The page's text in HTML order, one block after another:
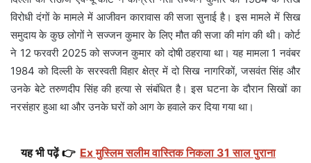
विरोधी दंगों के मामले में आजीवन कारावास की सजा सुनाई है। इस मामले में सिख
समुदाय के कुछ लोगों ने सज्जन कुमार के लिए मौत की सजा की मांग की थी। कोर्ट
ने 12 फरवरी 2025 को सज्जन कुमार को दोषी ठहराया था। यह मामला 1 नवंबर
1984 को दिल्ली के सरस्वती विहार क्षेत्र में दो सिख नागरिकों, जसवंत सिंह और
उनके बेटे तरुणदीप सिंह की हत्या से संबंधित है। इस घटना के दौरान सिखों का
नरसंहार हुआ था और उनके घरों को आग के हवाले कर दिया गया था।
यह भी पढ़ें 👉 Ex मुस्लिम सलीम वास्तिक निकला 31 साल पुराना